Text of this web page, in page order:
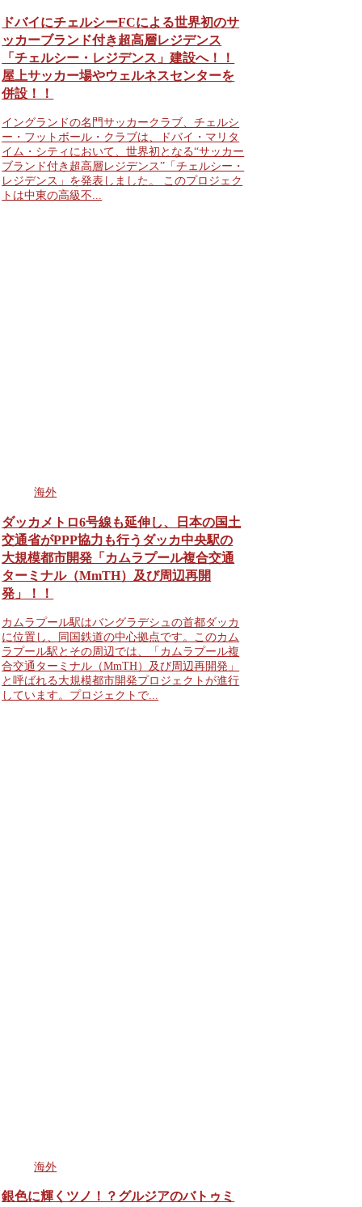
ドバイにチェルシーFCによる世界初のサ
ッカーブランド付き超高層レジデンス
「チェルシー・レジデンス」建設へ！！
屋上サッカー場やウェルネスセンターを
併設！！
イングランドの名門サッカークラブ、チェルシ
ー・フットボール・クラブは、ドバイ・マリタ
イム・シティにおいて、世界初となる“サッカー
ブランド付き超高層レジデンス”「チェルシー・
レジデンス」を発表しました。 このプロジェク
トは中東の高級不...
海外
ダッカメトロ6号線も延伸し、日本の国土
交通省がPPP協力も行うダッカ中央駅の
大規模都市開発「カムラプール複合交通
ターミナル（MmTH）及び周辺再開
発」！！
カムラプール駅はバングラデシュの首都ダッカ
に位置し、同国鉄道の中心拠点です。このカム
ラプール駅とその周辺では、「カムラプール複
合交通ターミナル（MmTH）及び周辺再開発」
と呼ばれる大規模都市開発プロジェクトが進行
しています。プロジェクトで...
海外
銀色に輝くツノ！？グルジアのバトゥミ